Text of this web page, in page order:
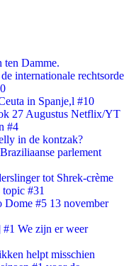
ten Damme.
internationale rechtsorde
in Spanje,l #10
27 Augustus Netflix/YT
#4
in de kontzak?
parlement
tot Shrek-crème
#31
Dome #5 13 november
We zijn er weer
helpt misschien